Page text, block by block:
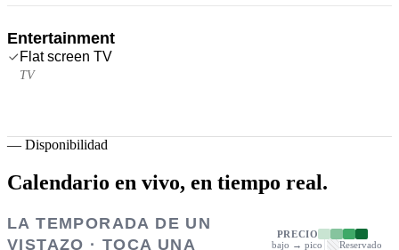
Entertainment
Flat screen TV
TV
— Disponibilidad
Calendario en vivo, en tiempo real.
LA TEMPORADA DE UN
VISTAZO · TOCA UNA
PRECIO
bajo → pico
Reservado